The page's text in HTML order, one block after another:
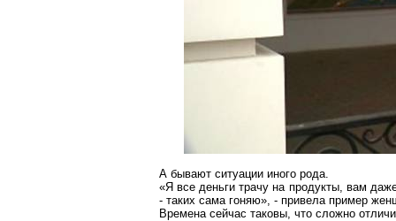
А бывают ситуации иного рода.
«Я все деньги трачу на продукты, вам
- таких сама гоняю», - привела пример
Времена сейчас таковы, что сложно